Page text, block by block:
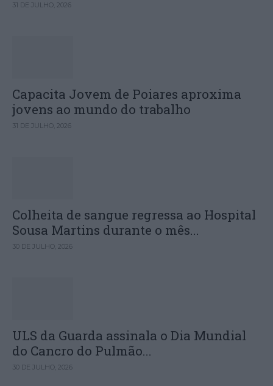
31 DE JULHO, 2026
Capacita Jovem de Poiares aproxima
jovens ao mundo do trabalho
31 DE JULHO, 2026
Colheita de sangue regressa ao Hospital
Sousa Martins durante o mês...
30 DE JULHO, 2026
ULS da Guarda assinala o Dia Mundial
do Cancro do Pulmão...
30 DE JULHO, 2026